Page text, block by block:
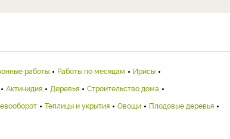
работы Работы по месяцам
Ирисы
Актинидия Деревья
Строительство дома
Теплицы и укрытия Овощи
Плодовые деревья